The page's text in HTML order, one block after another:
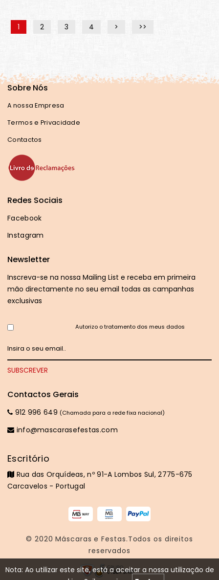
Nota: Ao utilizar este site, está a aceitar a nossa utilização de
1 2 3 4 > >>
Sobre Nós
A nossa Empresa
Termos e Privacidade
Contactos
Redes Sociais
Facebook
Instagram
Newsletter
Inscreva-se na nossa Mailing List e receba em primeira
mão directamente no seu email todas as campanhas
exclusivas
Autorizo o tratamento dos meus dados
Contactos Gerais
912 996 649 (Chamada para a rede fixa nacional)
info@mascarasefestas.com
Escritório
Rua das Orquídeas, nº 91-A Lombos Sul, 2775-675
Carcavelos - Portugal
© 2020Máscaras e Festas.Todos os direitos
reservados